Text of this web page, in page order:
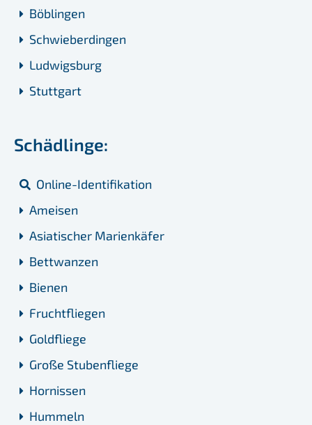
Böblingen
Schwieberdingen
Ludwigsburg
Stuttgart
Schädlinge:
Online-Identifikation
Ameisen
Asiatischer Marienkäfer
Bettwanzen
Bienen
Fruchtfliegen
Goldfliege
Große Stubenfliege
Hornissen
Hummeln